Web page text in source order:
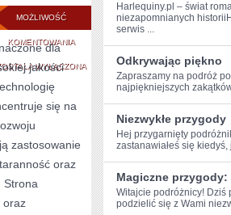
MOŻLIWOŚĆ
KOMENTOWANIAŚRODOWISKO
I
ZRÓWNOWAŻONY
ROZWÓJ
WYŁĄCZONA
dla
jakości
się na
zastosowanie
oraz
Strona
oraz
Harlequiny.pl – świat
niezapomnianych
serwis ...
Odkrywając piękno
Zapraszamy⁣ na podróż
najpiękniejszych‍
Niezwykłe przygody
Hej​ przygarnięty
zastanawiałeś‌ się kiedyś,
Magiczne przygody:
Witajcie podróżnicy! Dziś
podzielić się z Wami